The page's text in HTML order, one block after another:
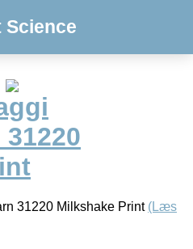
Science
31220 Milkshake Print (Læs